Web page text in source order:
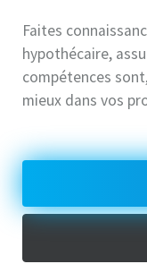
Faites
hypothécaire,
compétences
mieux dans vos